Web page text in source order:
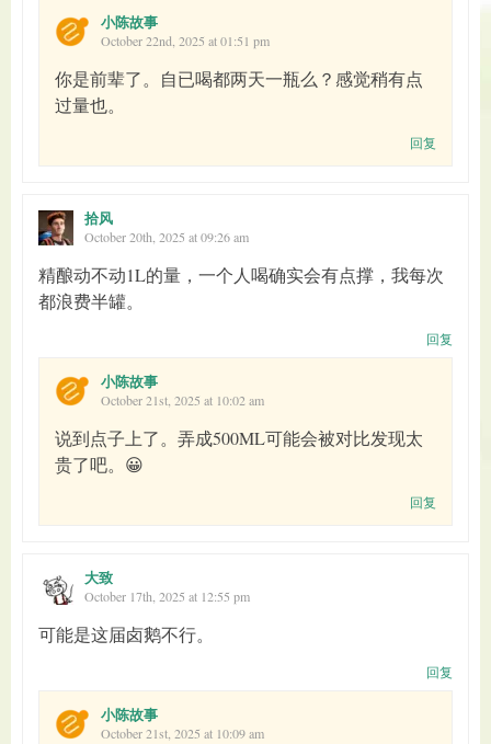
小陈故事
October 22nd, 2025 at 01:51 pm
你是前辈了。自已喝都两天一瓶么？感觉稍有点
过量也。
回复
拾风
October 20th, 2025 at 09:26 am
精酿动不动1L的量，一个人喝确实会有点撑，我每次
都浪费半罐。
回复
小陈故事
October 21st, 2025 at 10:02 am
说到点子上了。弄成500ML可能会被对比发现太
贵了吧。😀
回复
大致
October 17th, 2025 at 12:55 pm
可能是这届卤鹅不行。
回复
小陈故事
October 21st, 2025 at 10:09 am